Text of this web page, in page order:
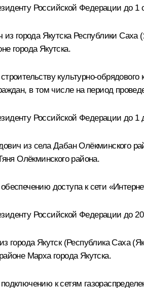
Российской Федерации до 1
города Якутска Республики Саха
города Якутска.
культурно-
в том числе на период
Российской Федерации до 1
из села Дабан Олёкминского
Олёкминского района.
доступа к сети
Российской Федерации до 20
города Якутск (Республика Саха
Марха города Якутска.
к сетям